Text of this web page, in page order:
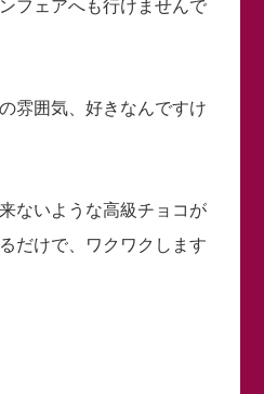
フェアへも行けませんで
雰囲気、好きなんですけ
ないような高級チョコが
だけで、ワクワクします